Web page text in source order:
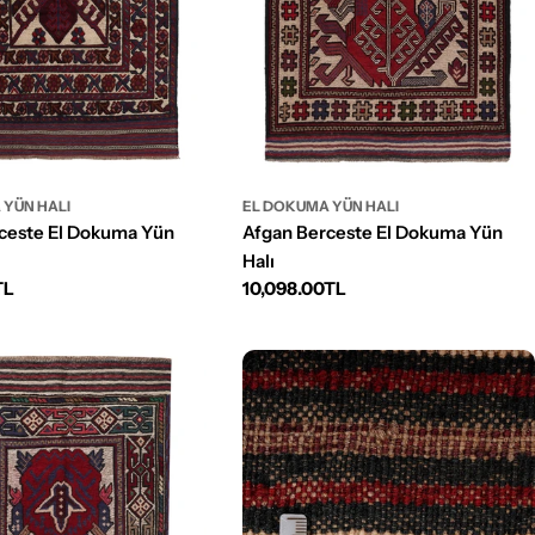
HALI
El Dokuma Yün
EL DOKUMA YÜN HALI
Afgan Berceste El Dokuma Yün
Halı
Normal
10,098.00TL